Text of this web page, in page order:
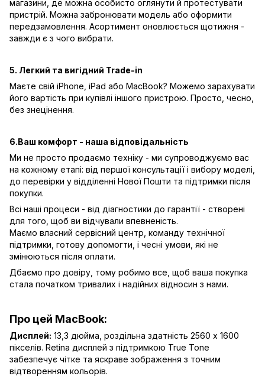
магазини, де можна особисто оглянути й протестувати
пристрій. Можна забронювати модель або оформити
передзамовлення. Асортимент оновлюється щотижня -
завжди є з чого вибрати.
5. Легкий та вигідний Trade-in
Маєте свій iPhone, iPad або MacBook? Можемо зарахувати
його вартість при купівлі іншого пристрою. Просто, чесно,
без знецінення.
6.Ваш комфорт - наша відповідальність
Ми не просто продаємо техніку - ми супроводжуємо вас
на кожному етапі: від першої консультації і вибору моделі,
до перевірки у відділенні Нової Пошти та підтримки після
покупки.
Всі наші процеси - від діагностики до гарантії - створені
для того, щоб ви відчували впевненість.
Маємо власний сервісний центр, команду технічної
підтримки, готову допомогти, і чесні умови, які не
змінюються після оплати.
Дбаємо про довіру, тому робимо все, щоб ваша покупка
стала початком тривалих і надійних відносин з нами.
Про цей MacBook:
Дисплей: 13,3 дюйма, роздільна здатність 2560 x 1600
пікселів. Retina дисплей з підтримкою True Tone
забезпечує чітке та яскраве зображення з точним
відтворенням кольорів.